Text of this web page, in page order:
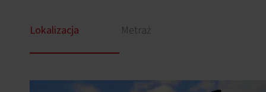
Lokalizacja Metraż